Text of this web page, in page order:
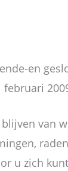
en
februari
van
u zich